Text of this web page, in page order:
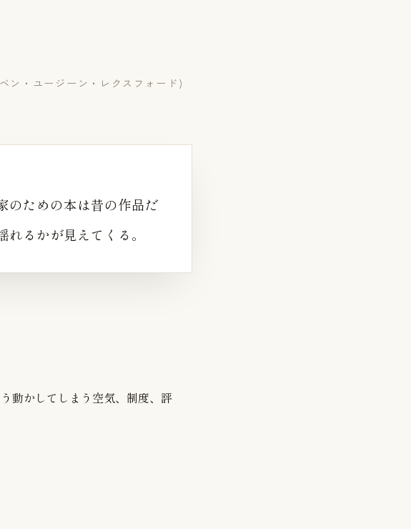
ン・ユージーン・レクスフォード)
のための本は昔の作品だ
るかが見えてくる。
動かしてしまう空気、制度、評